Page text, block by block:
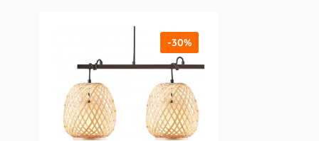
-30%